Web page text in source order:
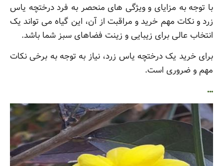
با توجه به مزایای و ویژگی های منحصر به فرد درختچه یاس
زرد و نکات مهم خرید و مراقبت از آن، این گیاه می تواند یک
انتخاب عالی برای زیبایی و زینت فضاهای سبز شما باشد.
برای خرید یک درختچه یاس زرد، نیاز به توجه به برخی نکات
مهم و ضروری است.
…